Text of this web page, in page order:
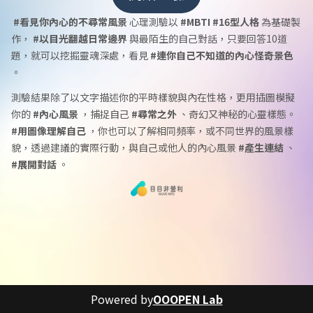
#看見你內心的不尋常風景 心理測驗以 #MBTI #16型人格 為基礎製
作， #以目光翻越日常邊界 與最陌生的自己對話，只要回答10道
題，就可以挖掘靈魂深處，看見 #連你自己不知道的內心怪奇景色
。
測驗結果除了以文字描述你的平時樣貌與內在性格，更用插圖模擬
你的 #內心風景 ，捕捉自己 #尋常之外
#用圖像理解自己 ，你也可以了解相同頻率，或不同世界的風景樣
貌，透過建議的實際行動，與自己或他人的內心風景 #產生連結 、
#展開對話 。
Powered byOOOPEN Lab